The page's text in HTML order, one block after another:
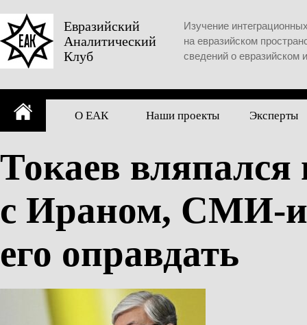
to
content
Евразийский
Аналитический
Клуб
Изучение
на евразийском
сведений о евразийском
О ЕАК Наши проекты Эксперты
Токаев
с Ираном, СМИ-
его оправдать